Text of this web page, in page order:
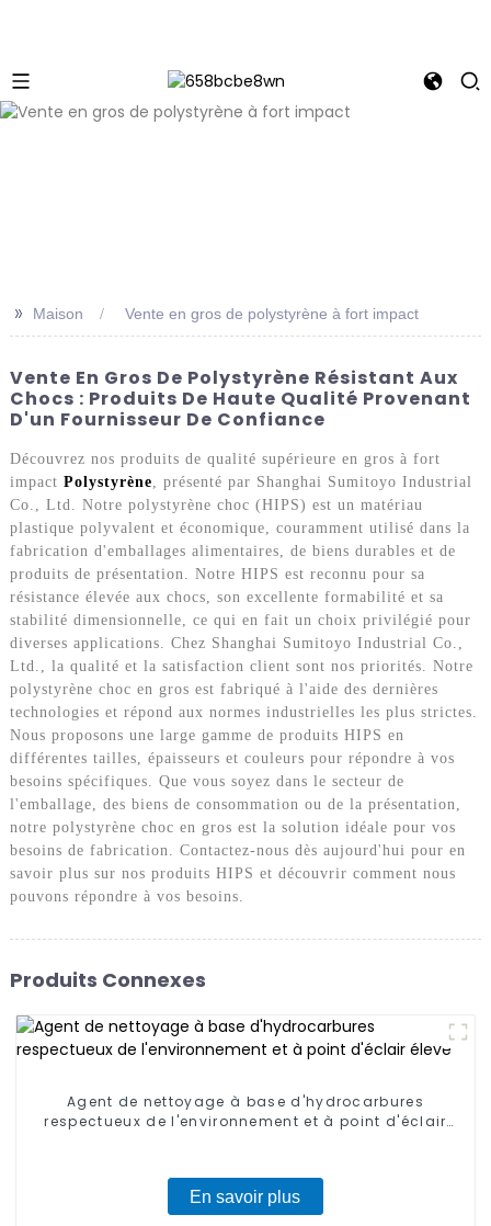
>> Maison Vente en gros de polystyrène à fort impact
Vente En Gros De Polystyrène Résistant Aux
Chocs : Produits De Haute Qualité Provenant
D'un Fournisseur De Confiance
Découvrez nos produits de qualité supérieure en gros à fort
impact Polystyrène, présenté par Shanghai Sumitoyo Industrial
Co., Ltd. Notre polystyrène choc (HIPS) est un matériau
plastique polyvalent et économique, couramment utilisé dans la
fabrication d'emballages alimentaires, de biens durables et de
produits de présentation. Notre HIPS est reconnu pour sa
résistance élevée aux chocs, son excellente formabilité et sa
stabilité dimensionnelle, ce qui en fait un choix privilégié pour
diverses applications. Chez Shanghai Sumitoyo Industrial Co.,
Ltd., la qualité et la satisfaction client sont nos priorités. Notre
polystyrène choc en gros est fabriqué à l'aide des dernières
technologies et répond aux normes industrielles les plus strictes.
Nous proposons une large gamme de produits HIPS en
différentes tailles, épaisseurs et couleurs pour répondre à vos
besoins spécifiques. Que vous soyez dans le secteur de
l'emballage, des biens de consommation ou de la présentation,
notre polystyrène choc en gros est la solution idéale pour vos
besoins de fabrication. Contactez-nous dès aujourd'hui pour en
savoir plus sur nos produits HIPS et découvrir comment nous
pouvons répondre à vos besoins.
Produits Connexes
Agent de nettoyage à base d'hydrocarbures
respectueux de l'environnement et à point d'éclair
En savoir plus